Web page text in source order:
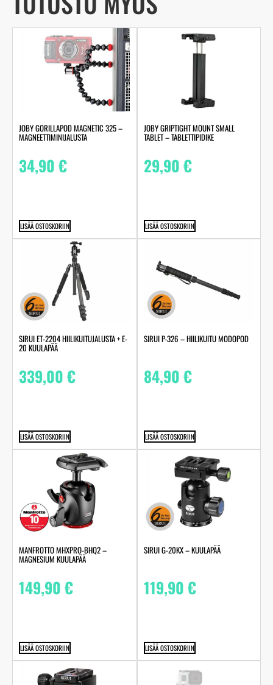
JOBY GORILLAPOD MAGNETIC 325 –
MAGNEETTIMINIJALUSTA
34,90€
LISÄÄ OSTOSKORIIN
JOBY GRIPTIGHT MOUNT SMALL
TABLET – TABLETTIPIDIKE
29,90€
LISÄÄ OSTOSKORIIN
SIRUI ET-2204 HIILIKUITUJALUSTA + E-
20 KUULAPÄÄ
339,00€
LISÄÄ OSTOSKORIIN
SIRUI P-326 – HIILIKUITU MODOPOD
84,90€
LISÄÄ OSTOSKORIIN
MANFROTTO MHXPRO-BHQ2 –
MAGNESIUM KUULAPÄÄ
149,90€
LISÄÄ OSTOSKORIIN
SIRUI G-20KX – KUULAPÄÄ
119,90€
LISÄÄ OSTOSKORIIN